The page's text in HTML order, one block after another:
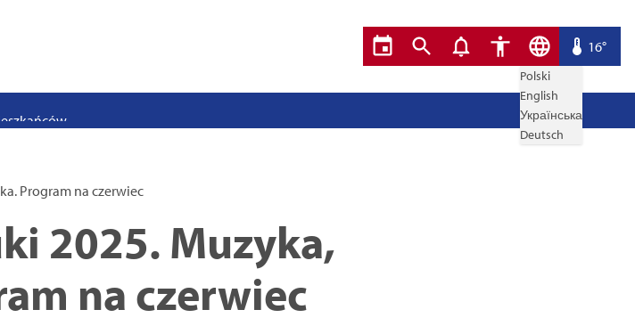
Polski
English
Українська
Deutsch
16°
Program na czerwiec
2025. Muzyka,
na czerwiec